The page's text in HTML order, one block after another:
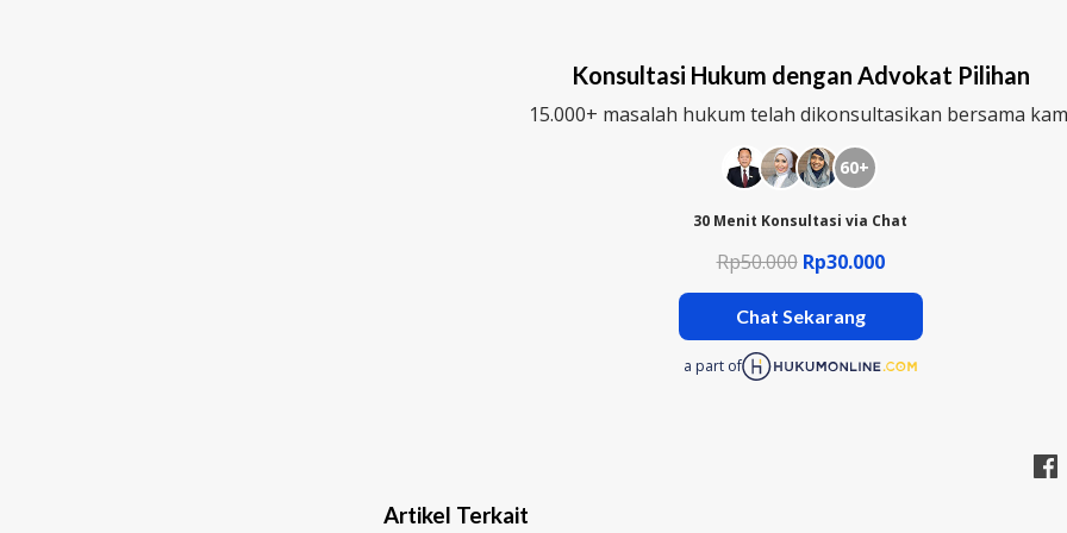
Konsultasi Hukum dengan Advokat Pilihan
15.000+ masalah hukum telah dikonsultasikan bersama
60+
30 Menit Konsultasi via Chat
Rp50.000 Rp30.000
Chat Sekarang
a part of
Artikel Terkait